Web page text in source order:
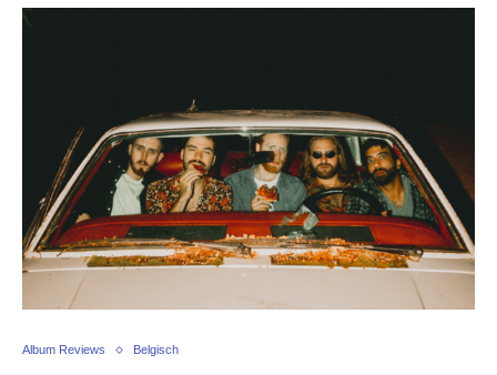
Album Reviews Belgisch